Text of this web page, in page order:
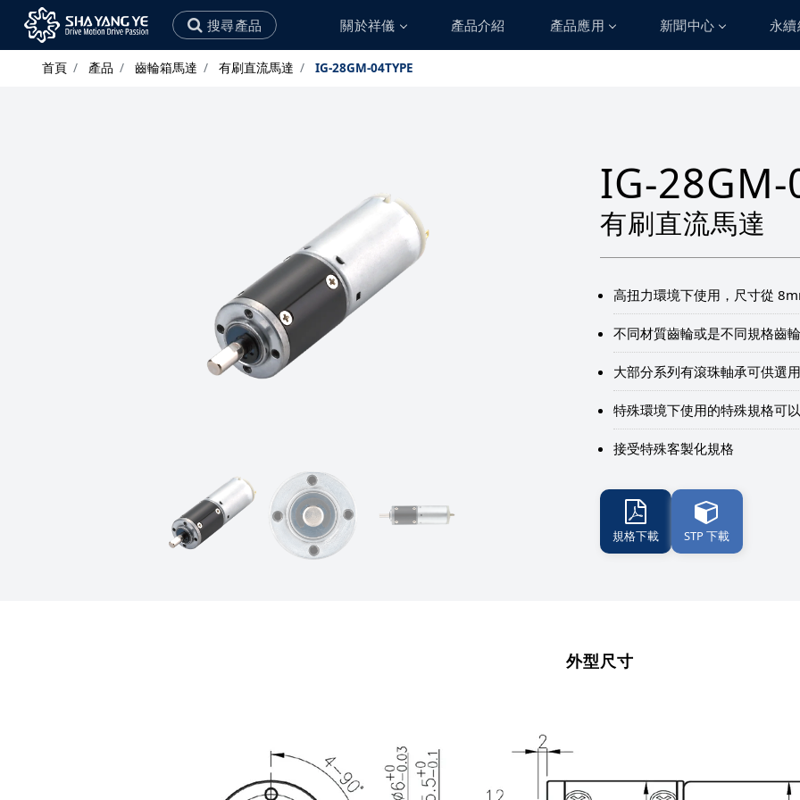
搜尋產品 關於祥儀 產品介紹 產品應用 新聞中心 永
生活在祥儀
首頁 產品 齒輪箱馬達 有刷直流馬達 IG-28GM-04TYPE
IG-28GM-
有刷直流馬達
高扭力環境下使用，尺寸從
不同材質齒輪或是不同規格齒
大部分系列有滾珠軸承可供選用
特殊環境下使用的特殊規格可
接受特殊客製化規格
規格下載 STP 下載
外型尺寸